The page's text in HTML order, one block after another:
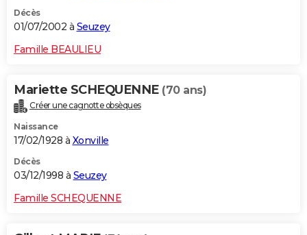
Décès
01/07/2002 à Seuzey
Famille BEAULIEU
Mariette SCHEQUENNE (70 ans)
Créer une cagnotte obsèques
Naissance
17/02/1928 à Xonville
Décès
03/12/1998 à Seuzey
Famille SCHEQUENNE